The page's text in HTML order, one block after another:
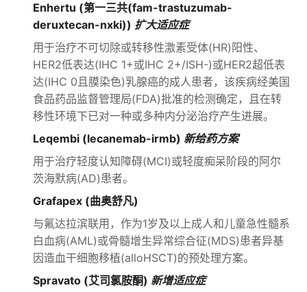
Enhertu (第一三共(fam-trastuzumab-
deruxtecan-nxki)) 扩大适应症
用于治疗不可切除或转移性激素受体(HR)阳性、
HER2低表达(IHC 1+或IHC 2+/ISH-)或HER2超低表
达(IHC 0且膜染色)乳腺癌的成人患者，该疾病经美国
食品药品监督管理局(FDA)批准的检测确定，且在转
移性环境下已对一种或多种内分泌治疗产生进展。
Leqembi (lecanemab-irmb) 新给药方案
用于治疗轻度认知障碍(MCI)或轻度痴呆阶段的阿尔
茨海默病(AD)患者。
Grafapex (曲奥舒凡)
与氟达拉滨联用，作为1岁及以上成人和儿童急性髓系
白血病(AML)或骨髓增生异常综合征(MDS)患者异基
因造血干细胞移植(alloHSCT)的预处理方案。
Spravato (艾司氯胺酮) 新增适应症